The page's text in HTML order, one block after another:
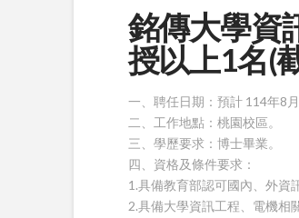
銘傳大學資
授以上1名(
一、聘任日期：預計 114年8
二、工作地點：桃園校區。
三、學歷要求：博士畢業。
四、資格及條件要求：
1.具備教育部認可國內、外資
2.具備大學資訊工程、電機相